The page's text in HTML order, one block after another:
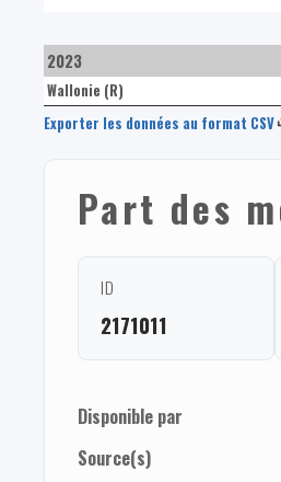
2023
Wallonie (R)
Exporter les données au format CSV
Part des
ID
2171011
Disponible par
Source(s)